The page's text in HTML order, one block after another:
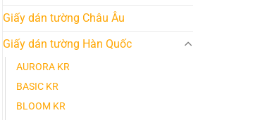
Giấy dán tường Châu Âu
Giấy dán tường Hàn Quốc
AURORA KR
BASIC KR
BLOOM KR